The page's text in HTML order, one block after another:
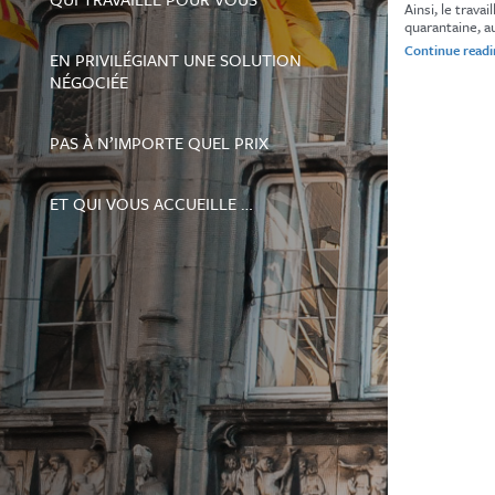
EN PRIVILÉGIANT UNE SOLUTION
NÉGOCIÉE
PAS À N’IMPORTE QUEL PRIX
ET QUI VOUS ACCUEILLE …
Ainsi, le
quarantaine,
Continue